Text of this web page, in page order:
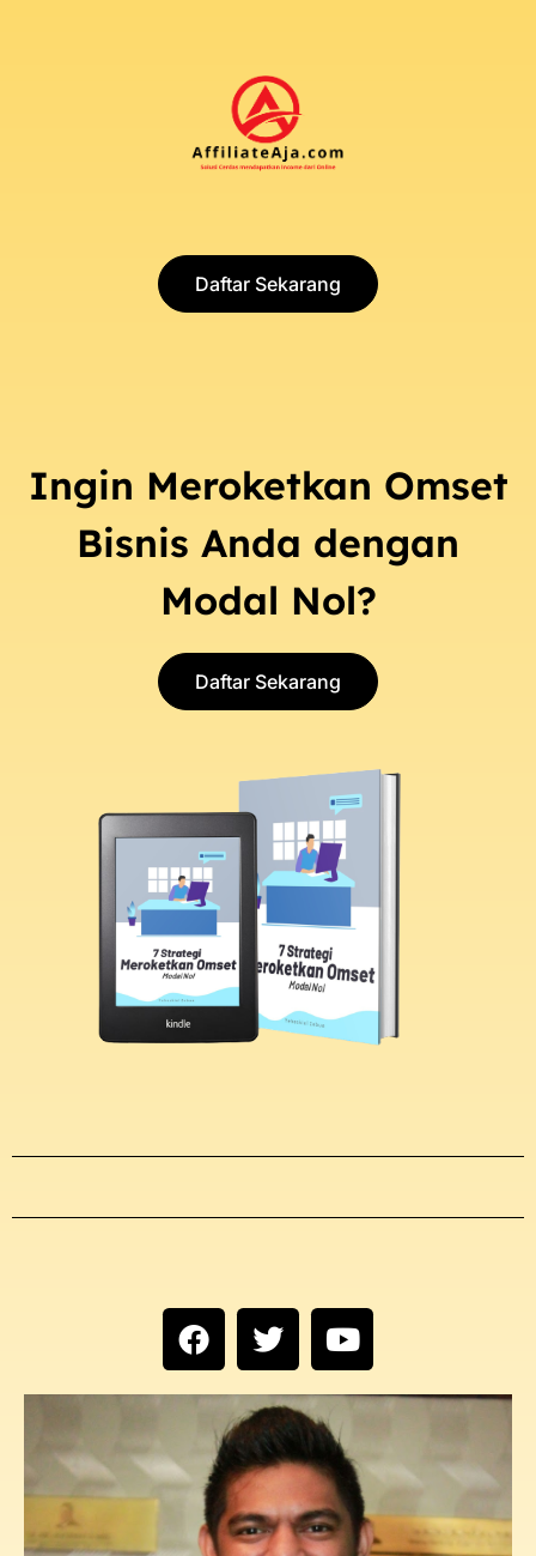
Daftar Sekarang
Ingin Meroketkan Omset
Bisnis Anda dengan
Modal Nol?
Daftar Sekarang